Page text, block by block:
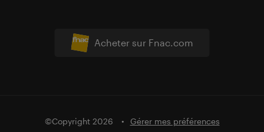
Acheter sur Fnac.com
©Copyright 2026 Gérer mes préférences